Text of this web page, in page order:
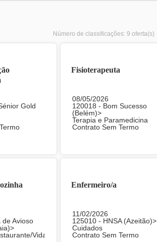
Número de classificações: 9 oferta(s)
Gold
Fisioterapeuta
08/05/2026
120018 - Bom Sucesso
(Belém)>
Terapia e Paramedicina
Contrato Sem Termo
de Avioso
Vida
Enfermeiro/a
11/02/2026
125010 - HNSA (Azeitão)>
Cuidados
Contrato Sem Termo